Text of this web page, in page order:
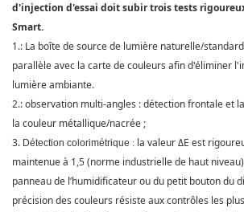
d'injection d'essai doit subir trois tests
Smart.
1.: La boîte de source de lumière naturelle/
parallèle avec la carte de couleurs afin d'éliminer
lumière ambiante.
2.:observation multi-angles : détection frontale et
la couleur métallique/nacrée ;
3. Détection colorimétrique : la valeur ΔE est
maintenue à 1,5 (norme industrielle de haut
panneau de l’humidificateur ou du petit bouton du
précision des couleurs résiste aux contrôles les